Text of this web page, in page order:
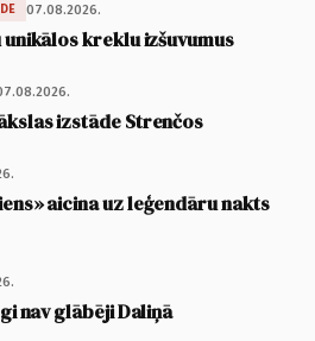
07.08.2026.
kreklu izšuvumus
izstāde Strenčos
aicina uz leģendāru nakts
nav glābēji Daliņā